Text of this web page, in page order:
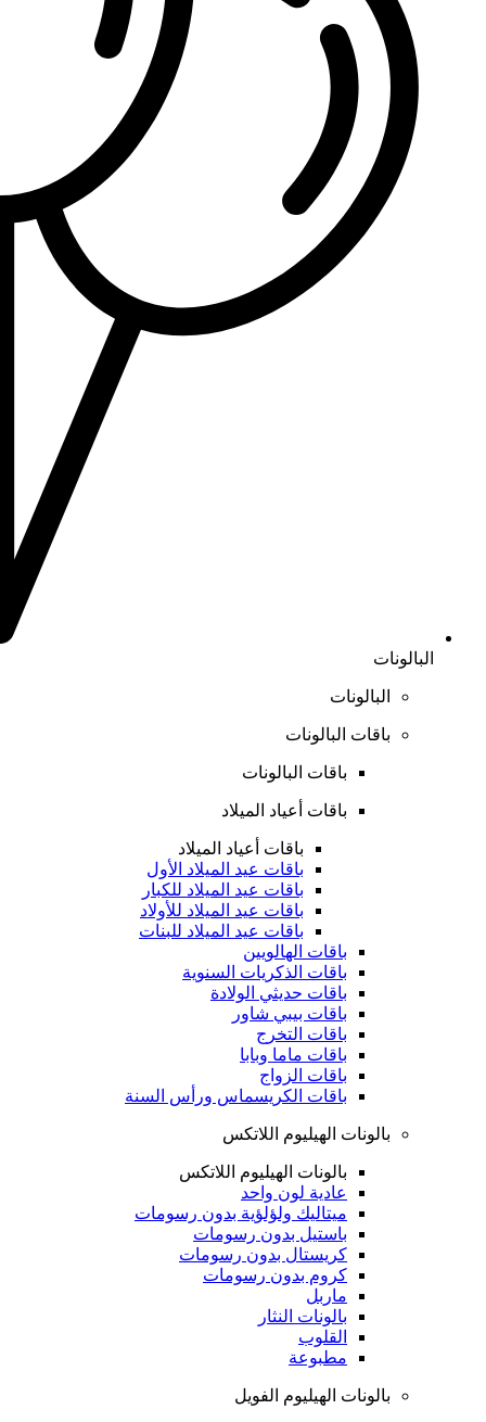
البالونات
البالونات
باقات البالونات
باقات البالونات
باقات أعياد الميلاد
باقات أعياد الميلاد
باقات عيد الميلاد الأول
باقات عيد الميلاد للكبار
باقات عيد الميلاد للأولاد
باقات عيد الميلاد للبنات
باقات الهالويين
باقات الذكريات السنوية
باقات حديثي الولادة
باقات بيبي شاور
باقات التخرج
باقات ماما وبابا
باقات الزواج
باقات الكريسماس ورأس السنة
بالونات الهيليوم اللاتكس
بالونات الهيليوم اللاتكس
عادية لون واحد
ميتاليك ولؤلؤية بدون رسومات
باستيل بدون رسومات
كريستال بدون رسومات
كروم بدون رسومات
ماربل
بالونات النثار
القلوب
مطبوعة
بالونات الهيليوم الفويل